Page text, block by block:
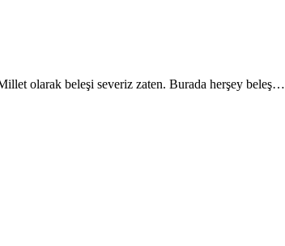
olarak beleşi severiz zaten. Burada herşey beleş…